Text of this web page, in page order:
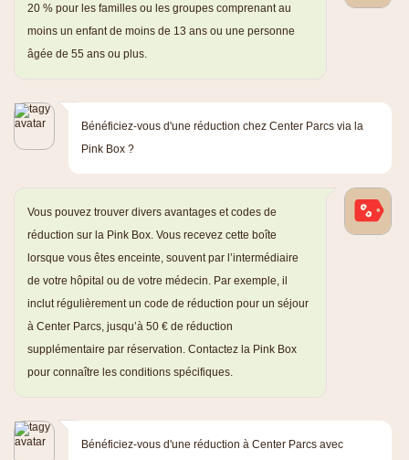
20 % pour les familles ou les groupes comprenant au
moins un enfant de moins de 13 ans ou une personne
âgée de 55 ans ou plus.
Bénéficiez-vous d'une réduction chez Center Parcs via la
Pink Box ?
Vous pouvez trouver divers avantages et codes de
réduction sur la Pink Box. Vous recevez cette boîte
lorsque vous êtes enceinte, souvent par l’intermédiaire
de votre hôpital ou de votre médecin. Par exemple, il
inclut régulièrement un code de réduction pour un séjour
à Center Parcs, jusqu’à 50 € de réduction
supplémentaire par réservation. Contactez la Pink Box
pour connaître les conditions spécifiques.
Bénéficiez-vous d'une réduction à Center Parcs avec